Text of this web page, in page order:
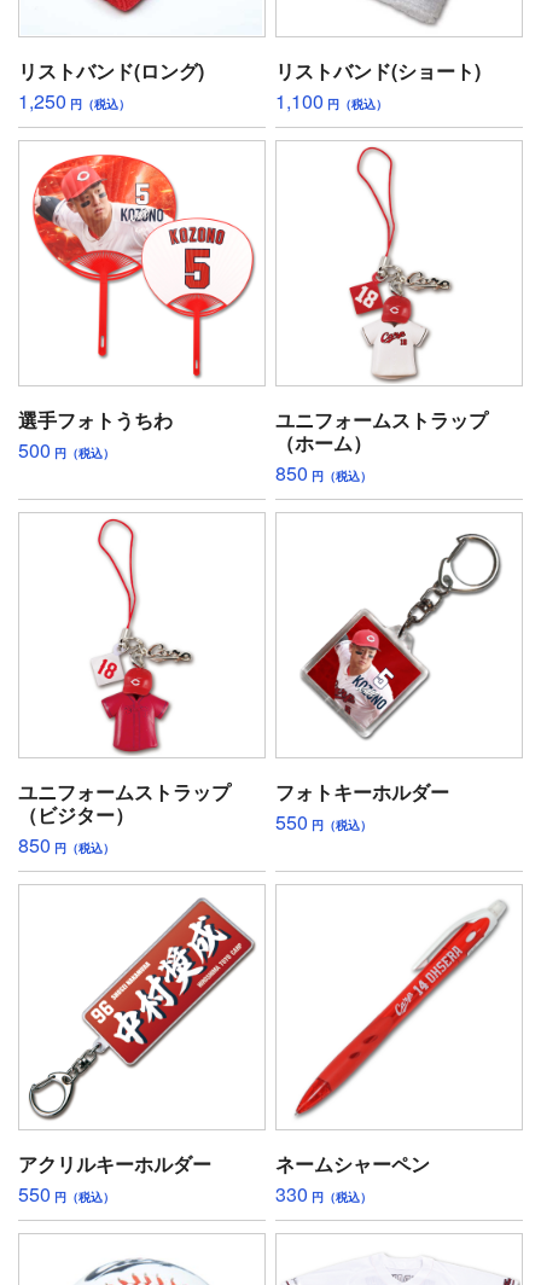
リストバンド(ロング)
1,250 円（税込）
リストバンド(ショート)
1,100 円（税込）
選手フォトうちわ
500 円（税込）
ユニフォームストラップ
（ホーム）
850 円（税込）
ユニフォームストラップ
（ビジター）
850 円（税込）
フォトキーホルダー
550 円（税込）
アクリルキーホルダー
550 円（税込）
ネームシャーペン
330 円（税込）